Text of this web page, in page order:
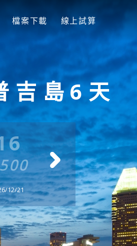
檔案下載 線上試算
吉島6天
3/16
$ 34500
12/21